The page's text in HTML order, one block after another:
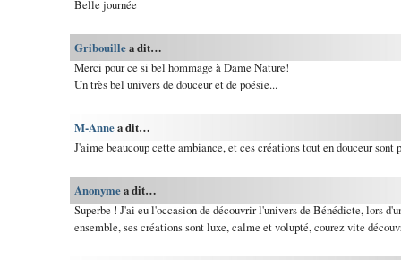
Belle journée
Gribouillea dit…
Merci pour ce si bel hommage à Dame Nature!
Un très bel univers de douceur et de poésie...
M-Annea dit…
J'aime beaucoup cette ambiance, et ces créations tout en douceur sont
Anonymea dit…
Superbe ! J'ai eu l'occasion de découvrir l'univers de Bénédicte, lors
ensemble, ses créations sont luxe, calme et volupté, courez vite